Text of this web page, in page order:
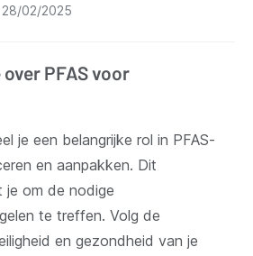
28/02/2025
PFAS voor
je een belangrijke rol in PFAS-
en aanpakken. Dit
je om de nodige
te treffen. Volg de
en gezondheid van je